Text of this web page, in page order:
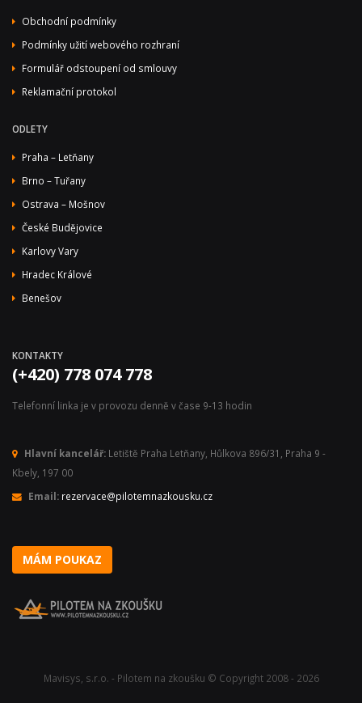
Obchodní podmínky
Podmínky užití webového rozhraní
Formulář odstoupení od smlouvy
Reklamační protokol
ODLETY
Praha – Letňany
Brno – Tuřany
Ostrava – Mošnov
České Budějovice
Karlovy Vary
Hradec Králové
Benešov
KONTAKTY
(+420) 778 074 778
Telefonní linka je v provozu denně v čase 9-13 hodin
Hlavní kancelář: Letiště Praha Letňany, Hůlkova 896/31, Praha 9 -
Kbely, 197 00
Email: rezervace@pilotemnazkousku.cz
MÁM POUKAZ
Mavisys, s.r.o. - Pilotem na zkoušku © Copyright 2008 - 2026